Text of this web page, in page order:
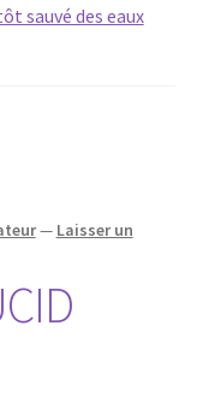
sauvé des eaux
— Laisser un